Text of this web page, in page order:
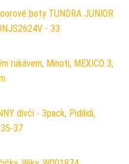
boty TUNDRA JUNIOR
- 33
rukávem, Minoti, MEXICO 3,
dívčí - 3pack, Pidilidi,
37